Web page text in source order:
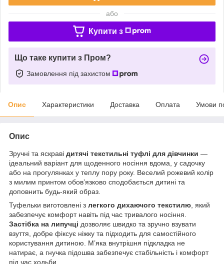
або
Купити з
Що таке купити з Пром?
Замовлення під захистом
Опис Характеристики Доставка Оплата Умови
Опис
Зручні та яскраві дитячі текстильні туфлі для дівчинки —
ідеальний варіант для щоденного носіння вдома, у садочку
або на прогулянках у теплу пору року. Веселий рожевий колір
з милим принтом обов’язково сподобається дитині та
доповнить будь-який образ.
Туфельки виготовлені з легкого дихаючого текстилю , який
забезпечує комфорт навіть під час тривалого носіння.
Застібка на липучці дозволяє швидко та зручно взувати
взуття, добре фіксує ніжку та підходить для самостійного
користування дитиною. М’яка внутрішня підкладка не
натирає, а гнучка підошва забезпечує стабільність і комфорт
під час ходьби.